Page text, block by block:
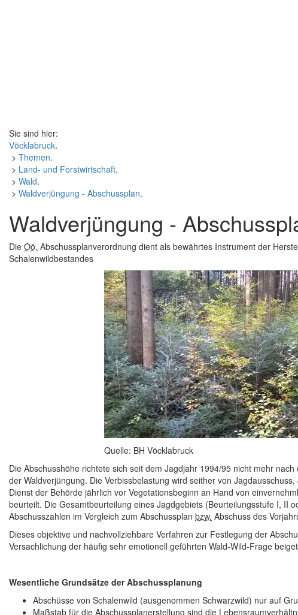
Sie sind hier:
Vöcklabruck.
> Themen.
> Land- und Forstwirtschaft.
> Wald.
> Waldverjüngung - Abschussplan.
Waldverjüngung -
Die Oö. Abschussplanverordnung dient als bewährtes Instrument der
Schalenwildbestandes
Quelle: BH Vöcklabruck
Die Abschusshöhe richtete sich seit dem Jagdjahr 1994/95 nicht mehr
der Waldverjüngung. Die Verbissbelastung wird seither von
Dienst der Behörde jährlich vor Vegetationsbeginn an Hand von
beurteilt. Die Gesamtbeurteilung eines Jagdgebiets (Beurteilungsstufe I, II
Abschusszahlen im Vergleich zum Abschussplan bzw. Abschuss des
Dieses objektive und nachvollziehbare Verfahren zur Festlegung der
Versachlichung der häufig sehr emotionell geführten Wald-Wild-Frage
Wesentliche Grundsätze der Abschussplanung
Abschüsse von Schalenwild (ausgenommen Schwarzwild) nur auf
Maßstab für die Abschussplanerstellung sind die